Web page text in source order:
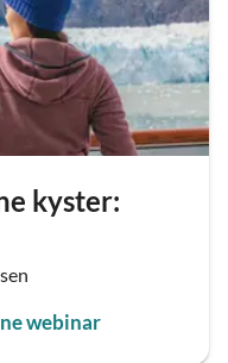
kyster:
webinar